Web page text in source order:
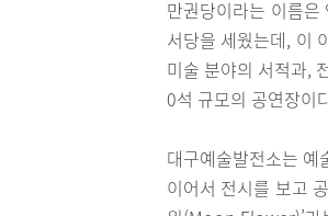
만권당이라는 이름
서당을 세웠는데, 이
미술 분야의 서적과,
0석 규모의 공연장이
대구예술발전소는
이어서 전시를 보고